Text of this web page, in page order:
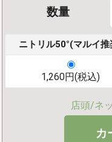
数量
ニトリル50°(マルイ
1,260円(税込)
店頭/ネ